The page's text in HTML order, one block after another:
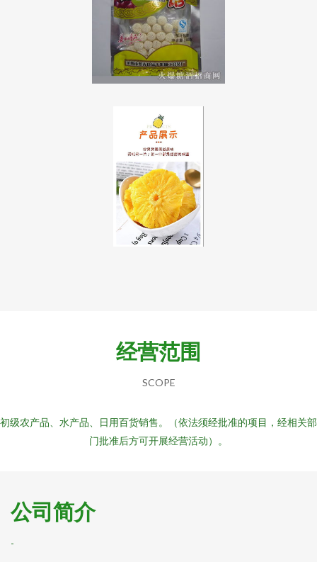
经营范围
SCOPE
初级农产品、水产品、日用百货销售。（依法须经批准的项目，经相关部
门批准后方可开展经营活动）。
公司简介
-